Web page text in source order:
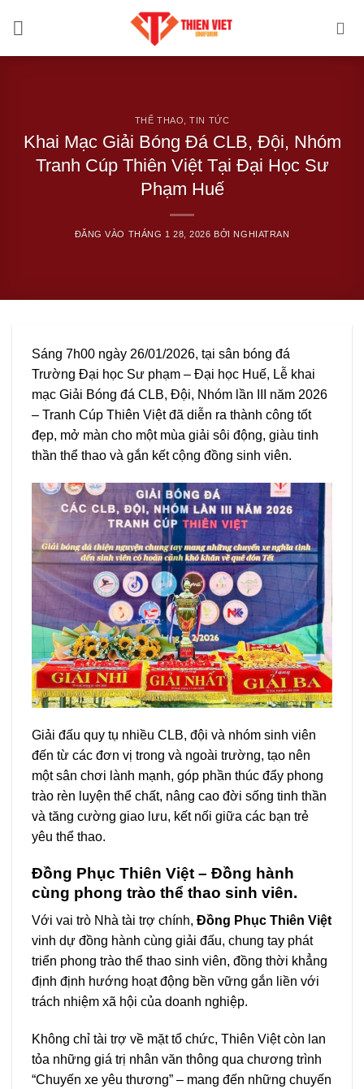
THỂ THAO ,TIN TỨC
Khai Mạc Giải Bóng Đá CLB, Đội, Nhóm
Tranh Cúp Thiên Việt Tại Đại Học Sư
Phạm Huế
ĐĂNG VÀO THÁNG 1 28, 2026 BỞI NGHIATRAN
Sáng 7h00 ngày 26/01/2026, tại sân bóng đá
Trường Đại học Sư phạm – Đại học Huế, Lễ khai
mạc Giải Bóng đá CLB, Đội, Nhóm lần III năm 2026
– Tranh Cúp Thiên Việt đã diễn ra thành công tốt
đẹp, mở màn cho một mùa giải sôi động, giàu tinh
thần thể thao và gắn kết cộng đồng sinh viên.
Giải đấu quy tụ nhiều CLB, đội và nhóm sinh viên
đến từ các đơn vị trong và ngoài trường, tạo nên
một sân chơi lành mạnh, góp phần thúc đẩy phong
trào rèn luyện thể chất, nâng cao đời sống tinh thần
và tăng cường giao lưu, kết nối giữa các bạn trẻ
yêu thể thao.
Đồng Phục Thiên Việt – Đồng hành
cùng phong trào thể thao sinh viên.
Với vai trò Nhà tài trợ chính, Đồng Phục Thiên Việt
vinh dự đồng hành cùng giải đấu, chung tay phát
triển phong trào thể thao sinh viên, đồng thời khẳng
định định hướng hoạt động bền vững gắn liền với
trách nhiệm xã hội của doanh nghiệp.
Không chỉ tài trợ về mặt tổ chức, Thiên Việt còn lan
tỏa những giá trị nhân văn thông qua chương trình
“Chuyến xe yêu thương” – mang đến những chuyến